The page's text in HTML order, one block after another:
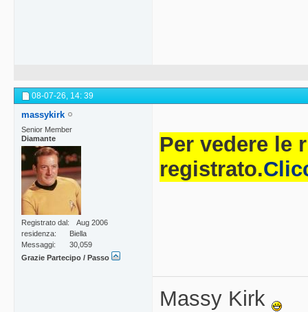
08-07-26, 14: 39
massykirk
Senior Member
Diamante
Registrato dal
Aug 2006
residenza
Biella
Messaggi
30,059
Grazie Partecipo / Passo
Per vedere le
registrato.
Massy Kirk